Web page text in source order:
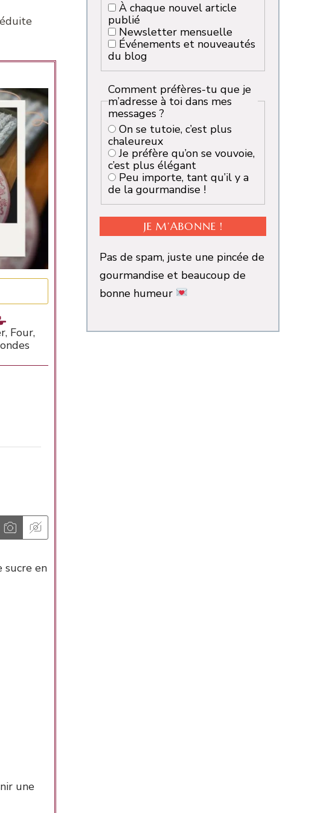
Four,
sucre en
une
À chaque nouvel article
publié
Newsletter mensuelle
Événements et nouveautés
du blog
Comment préfères-tu que je
m’adresse à toi dans mes
messages ?
On se tutoie, c’est plus
chaleureux
Je préfère qu’on se vouvoie,
c’est plus élégant
de la gourmandise !
Pas de spam, juste une pincée de
gourmandise et beaucoup de
bonne humeur